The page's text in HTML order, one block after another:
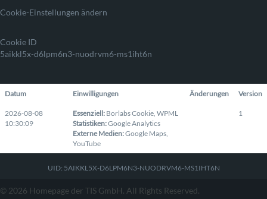
Cookie-Einstellungen ändern
Cookie ID
5aikkl5x-d6lpm6n3-nuodrvm6-ms1iht6n
Datum Einwilligungen Änderungen Version
2026-08-08
10:30:09
Essenziell: Borlabs Cookie WPML
Statistiken:Google Analytics
Externe Medien:Google Maps
YouTube
1
UID: 5AIKKL5X-D6LPM6N3-NUODRVM6-MS1IHT6N
© 2026 Homepage der TIS GmbH. All Rights Reserved.